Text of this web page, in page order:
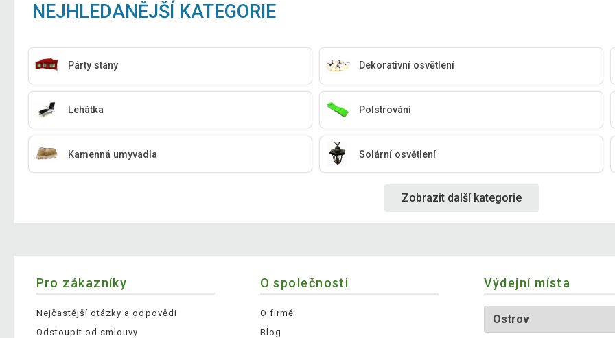
NEJHLEDANĚJŠÍ KATEGORIE
Párty stany Dekorativní osvětlení
Lehátka Polstrování
Kamenná umyvadla Solární osvětlení
Zobrazit další kategorie
Pro zákazníky
Nejčastější otázky a odpovědi
Odstoupit od smlouvy
O společnosti
O firmě
Blog
Výdejní místa